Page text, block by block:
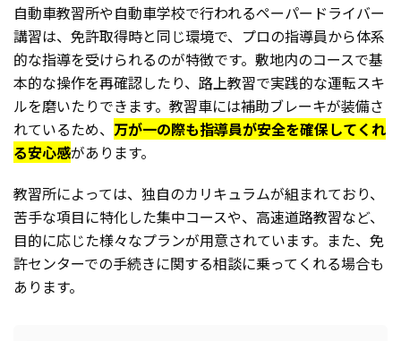
自動車教習所や自動車学校で行われるペーパードライバー
講習は、免許取得時と同じ環境で、プロの指導員から体系
的な指導を受けられるのが特徴です。敷地内のコースで基
本的な操作を再確認したり、路上教習で実践的な運転スキ
ルを磨いたりできます。教習車には補助ブレーキが装備さ
れているため、 万が一の際も指導員が安全を確保してくれ
る安心感があります。
教習所によっては、独自のカリキュラムが組まれており、
苦手な項目に特化した集中コースや、高速道路教習など、
目的に応じた様々なプランが用意されています。また、免
許センターでの手続きに関する相談に乗ってくれる場合も
あります。